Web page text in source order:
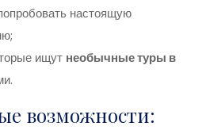
настоящую
ищут необычные туры в
возможности: